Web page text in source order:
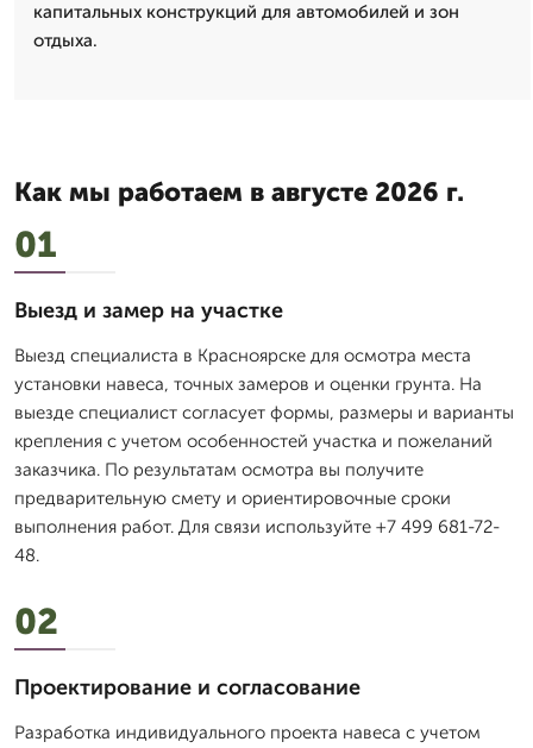
капитальных конструкций для автомобилей и зон
отдыха.
Как мы работаем в августе 2026 г.
01
Выезд и замер на участке
Выезд специалиста в Красноярске для осмотра места
установки навеса, точных замеров и оценки грунта. На
выезде специалист согласует формы, размеры и варианты
крепления с учетом особенностей участка и пожеланий
заказчика. По результатам осмотра вы получите
предварительную смету и ориентировочные сроки
выполнения работ. Для связи используйте +7 499 681-72-
48.
02
Проектирование и согласование
Разработка индивидуального проекта навеса с учетом